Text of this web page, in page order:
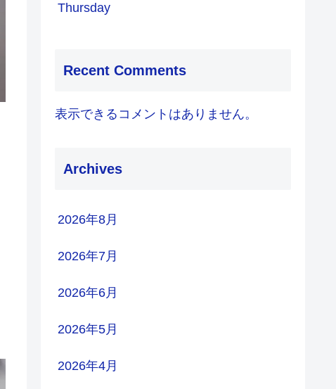
Thursday
Recent Comments
表示できるコメントはありません。
Archives
2026年8月
2026年7月
2026年6月
2026年5月
2026年4月